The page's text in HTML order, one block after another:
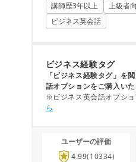
講師歴3年以上 上級者
ビジネス英会話
ビジネス経験タグ
「ビジネス経験タグ」を
話オプションをご購入い
※ビジネス英会話オプシ
ら
ユーザーの評価
4.99(10334)